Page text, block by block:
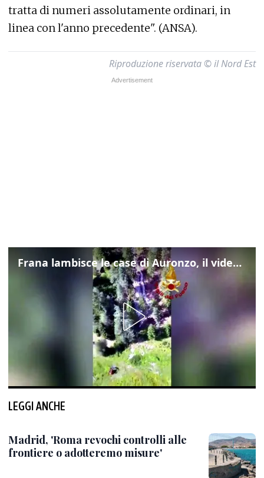
tratta di numeri assolutamente ordinari, in
linea con l'anno precedente". (ANSA).
Riproduzione riservata © il Nord Est
Frana lambisce le case di Auronzo, il video dall'elicottero dei vigili del fuoco
LEGGI ANCHE
Madrid, 'Roma revochi controlli alle
frontiere o adotteremo misure'